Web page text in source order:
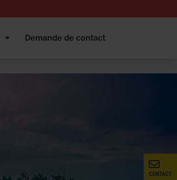
Demande de contact
CONTACT